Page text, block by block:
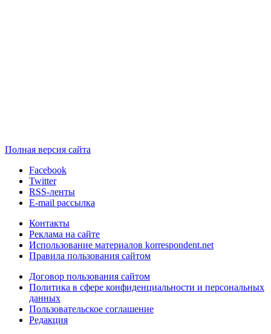
Полная версия сайта
Facebook
Twitter
RSS-ленты
E-mail рассылка
Контакты
Реклама на сайте
Использование материалов korrespondent.net
Правила пользования сайтом
Договор пользования сайтом
Политика в сфере конфиденциальности и персональных
данных
Пользовательское соглашение
Редакция